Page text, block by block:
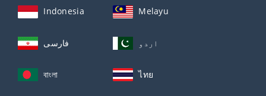
Indonesia Melayu
فارسی اردو
বাংলা ไทย